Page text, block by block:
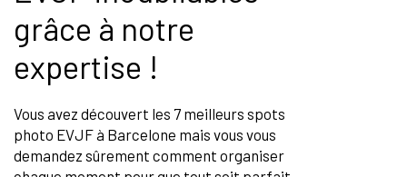
grâce à notre
expertise !
Vous avez découvert les 7 meilleurs spots
photo EVJF à Barcelone mais vous vous
demandez sûrement comment organiser